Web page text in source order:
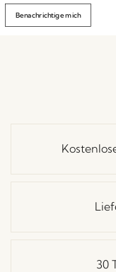
Benachrichtige mich
30